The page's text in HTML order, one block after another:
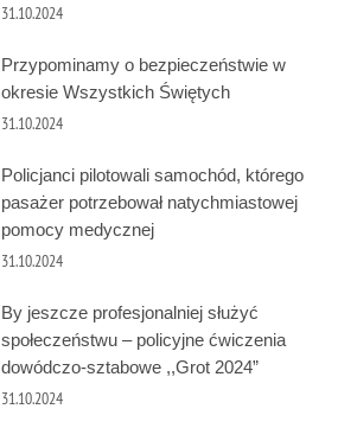
31.10.2024
Przypominamy o bezpieczeństwie w
okresie Wszystkich Świętych
31.10.2024
Policjanci pilotowali samochód, którego
pasażer potrzebował natychmiastowej
pomocy medycznej
31.10.2024
By jeszcze profesjonalniej służyć
społeczeństwu – policyjne ćwiczenia
dowódczo-sztabowe ,,Grot 2024”
31.10.2024